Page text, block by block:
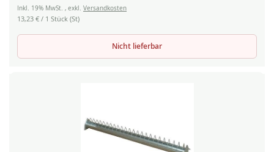
Inkl. 19% MwSt. , exkl. Versandkosten
13,23 € / 1 Stück (St)
Nicht lieferbar